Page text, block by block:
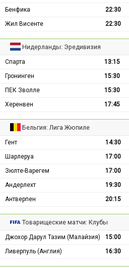
Бенфика
22:30
Жил Висенте
22:30
Нидерланды: Эредивизия
Спарта 13:15
Гронинген
15:30
ПЕК Зволле
15:30
Херенвен
17:45
Бельгия: Лига Жюпиле
Гент 14:30
Шарлеруа
17:00
Зюлте-Варегем
17:00
Андерлехт
19:30
Антверпен
20:15
Товарищеские матчи: Клубы
Джохор Дарул Тазим (Малайзия) 15:00
Ливерпуль (Англия)
16:30